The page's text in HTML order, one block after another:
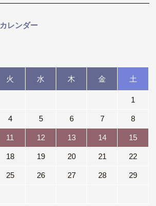
カレンダー
火 水 木 金 土
1
4 5 6 7 8
11 12 13 14 15
18 19 20 21 22
25 26 27 28 29